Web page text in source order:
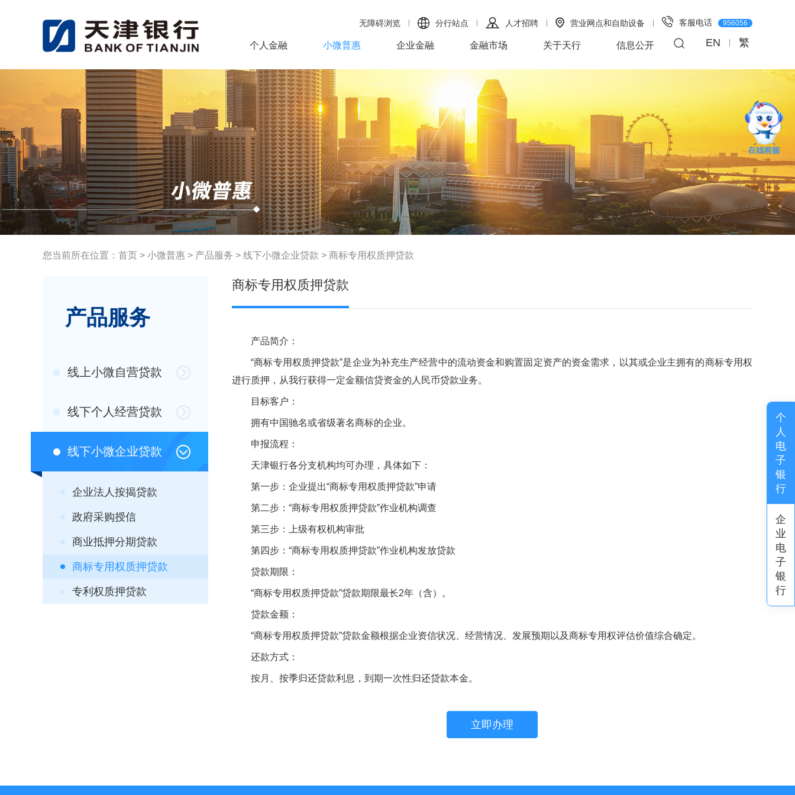
无障碍浏览 分行站点 人才招聘 营业网点和自助设备 客服电话 956056
EN 繁
个人金融 小微普惠 企业金融 金融市场 关于天行 信息公开
个
人
电
子
银
行
企
业
电
子
银
行
您当前所在位置： 首页 > 小微普惠 > 产品服务 > 线下小微企业贷款 > 商标专用权质押贷款
产品服务
线上小微自营贷款
线下个人经营贷款
线下小微企业贷款
企业法人按揭贷款
政府采购授信
商业抵押分期贷款
商标专用权质押贷款
专利权质押贷款
商标专用权质押贷款
产品简介：
“商标专用权质押贷款”是企业为补充生产经营中的流动资金和购置固定资产的资金需求，以其或企业主拥有的商标专用权
进行质押，从我行获得一定金额信贷资金的人民币贷款业务。
目标客户：
拥有中国驰名或省级著名商标的企业。
申报流程：
天津银行各分支机构均可办理，具体如下：
第一步：企业提出“商标专用权质押贷款”申请
第二步：“商标专用权质押贷款”作业机构调查
第三步：上级有权机构审批
第四步：“商标专用权质押贷款”作业机构发放贷款
贷款期限：
“商标专用权质押贷款”贷款期限最长2年（含）。
贷款金额：
“商标专用权质押贷款”贷款金额根据企业资信状况、经营情况、发展预期以及商标专用权评估价值综合确定。
还款方式：
按月、按季归还贷款利息，到期一次性归还贷款本金。
立即办理